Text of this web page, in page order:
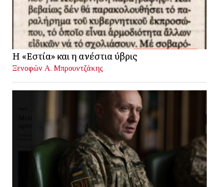
Η «Εστία» και η ανέστια ύβρις
Ξενοφών Α. Μπρουντζάκης